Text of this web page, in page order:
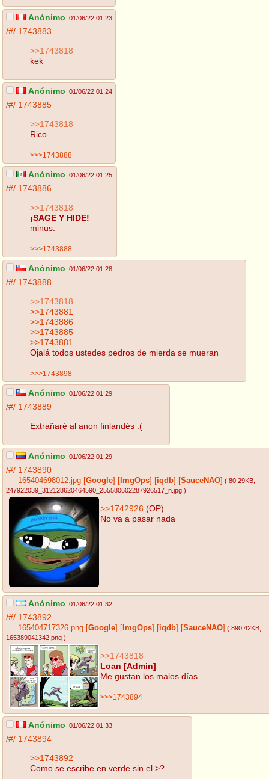
Anónimo 01/06/22 01:23
/#/ 1743883
>>1743818
kek
Anónimo 01/06/22 01:24
/#/ 1743885
>>1743818
Rico
>>>1743888
Anónimo 01/06/22 01:25
/#/ 1743886
>>1743818
¡SAGE Y HIDE!
minus.
>>>1743888
Anónimo 01/06/22 01:28
/#/ 1743888
>>1743818
>>1743881
>>1743886
>>1743885
>>1743881
Ojalá todos ustedes pedros de mierda se mueran
>>>1743898
Anónimo 01/06/22 01:29
/#/ 1743889
Extrañaré al anon finlandés :(
Anónimo 01/06/22 01:29
/#/ 1743890
165404698012.jpg Google ImgOps iqdb SauceNAO ( 80.29KB
247922039_312128620464590_255580602287926517_n.jpg )
>>1742926 (OP)
No va a pasar nada
Anónimo 01/06/22 01:32
/#/ 1743892
165404717326.png Google ImgOps iqdb SauceNAO ( 890.42KB
165389041342.png )
>>1743818
Loan [Admin]
Me gustan los malos días.
>>>1743894
Anónimo 01/06/22 01:33
/#/ 1743894
>>1743892
Como se escribe en verde sin el >?